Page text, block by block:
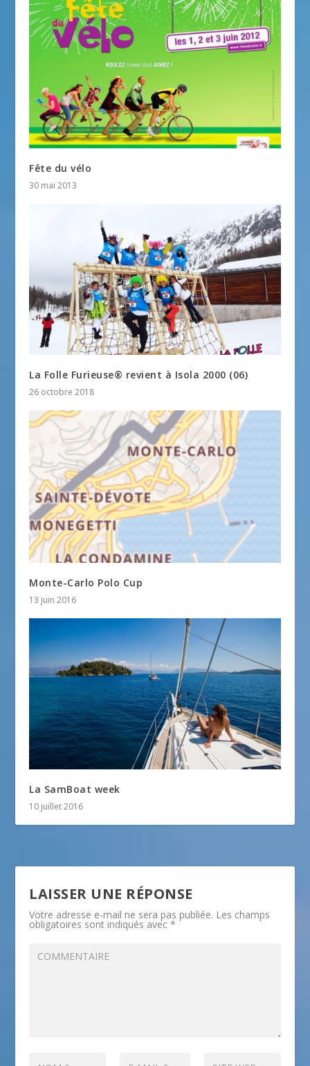
Fête du vélo
30 mai 2013
La Folle Furieuse® revient à Isola 2000 (06)
26 octobre 2018
Monte-Carlo Polo Cup
13 juin 2016
La SamBoat week
10 juillet 2016
LAISSER UNE RÉPONSE
Votre adresse e-mail ne sera pas publiée. Les champs
obligatoires sont indiqués avec*